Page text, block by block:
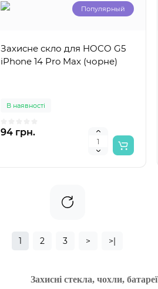
301 грн. Популярный
Захисне скло для HOCO G5
iPhone 14 Pro Max (чорне)
В наявності
94 грн.
1 2 3 > >|
Захисні стекла, чохли, батареї